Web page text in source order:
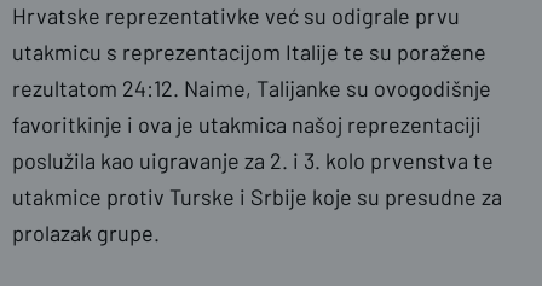
Hrvatske reprezentativke već su odigrale prvu
utakmicu s reprezentacijom Italije te su poražene
rezultatom 24:12. Naime, Talijanke su ovogodišnje
favoritkinje i ova je utakmica našoj reprezentaciji
poslužila kao uigravanje za 2. i 3. kolo prvenstva te
utakmice protiv Turske i Srbije koje su presudne za
prolazak grupe.